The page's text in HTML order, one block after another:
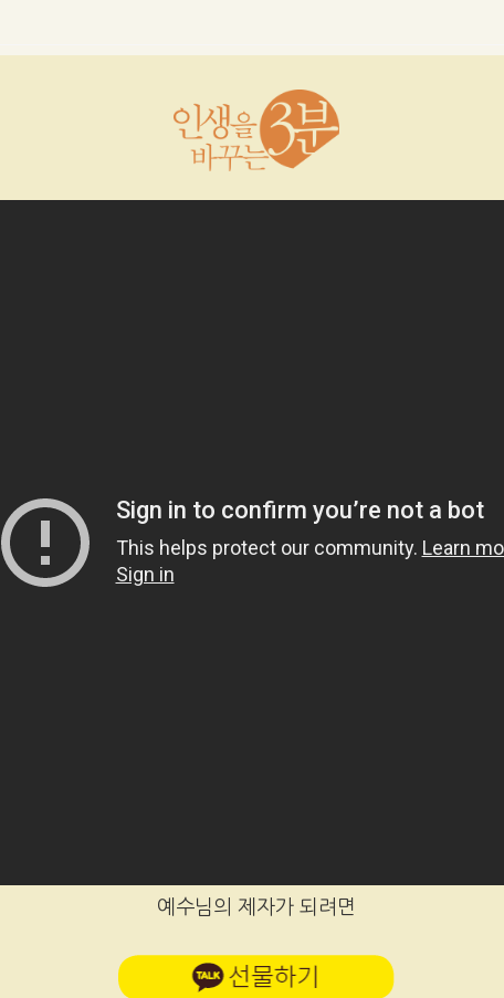
예수님의 제자가 되려면